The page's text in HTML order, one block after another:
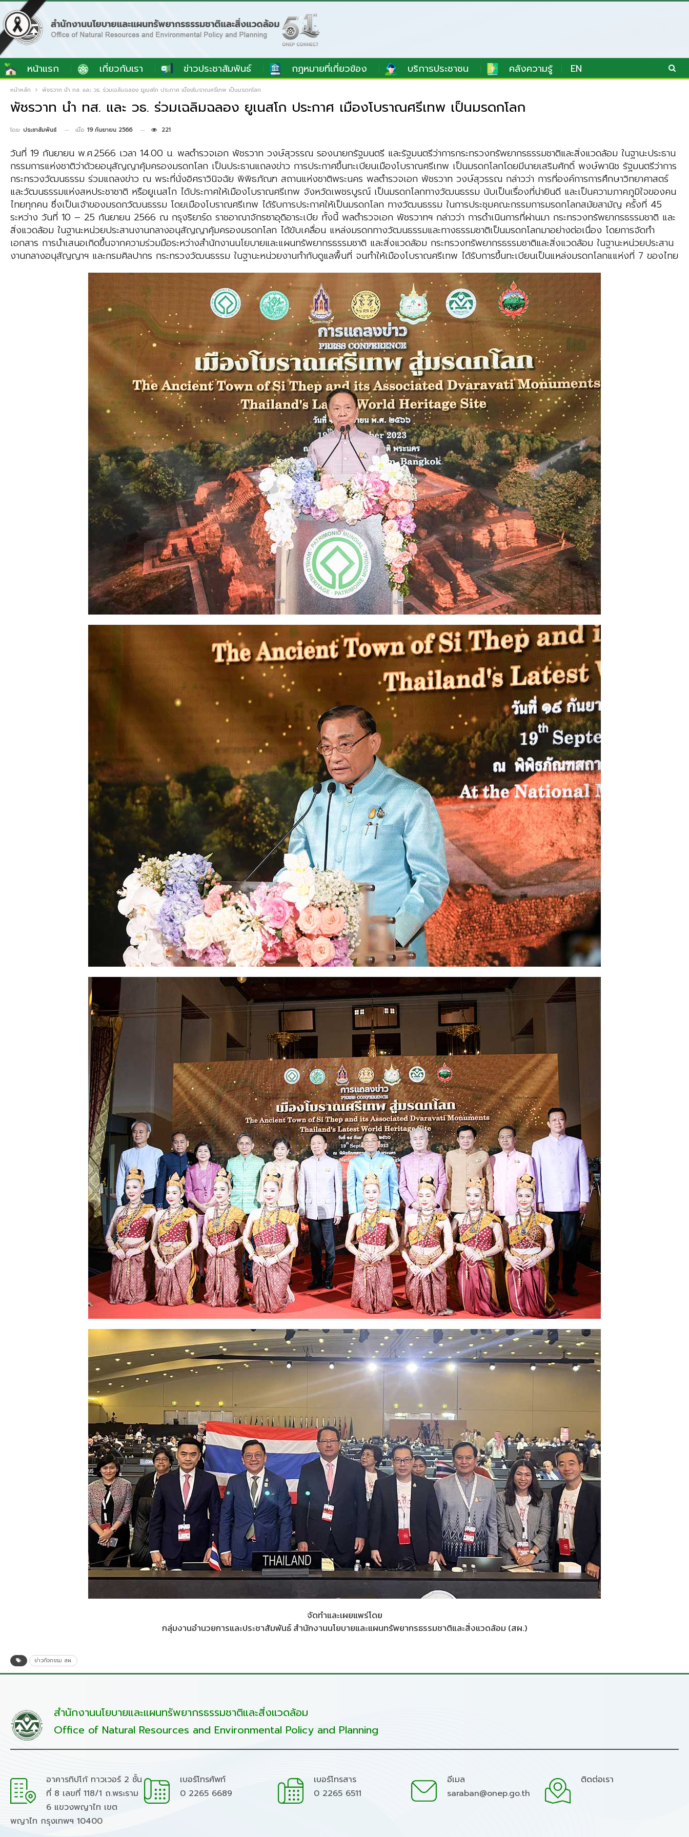
หน้าแรก เกี่ยวกับเรา ข่าวประชาสัมพันธ์ กฎหมายที่เกี่ยวข้อง บริการประชาชน คลังความรู้ EN
หน้าหลัก พัชรวาท นำ ทส. และ วธ. ร่วมเฉลิมฉลอง ยูเนสโก ประกาศ เมืองโบราณศรีเทพ เป็นมรดกโลก
พัชรวาท นำ ทส. และ วธ. ร่วมเฉลิมฉลอง ยูเนสโก ประกาศ เมืองโบราณศรีเทพ เป็นมรดกโลก
โดย ประชาสัมพันธ์ เมื่อ 19 กันยายน 2566 221
วันที่ 19 กันยายน พ.ศ.2566 เวลา 14.00 น. พลตำรวจเอก พัชรวาท วงษ์สุวรรณ รองนายกรัฐมนตรี และรัฐมนตรีว่าการกระทรวงทรัพยากรธรรมชาติและสิ่งแวดล้อม ในฐานะประธาน
กรรมการแห่งชาติว่าด้วยอนุสัญญาคุ้มครองมรดกโลก เป็นประธานแถลงข่าว การประกาศขึ้นทะเบียนเมืองโบราณศรีเทพ เป็นมรดกโลกโดยมีนายเสริมศักดิ์ พงษ์พานิช รัฐมนตรีว่าการ
กระทรวงวัฒนธรรม ร่วมแถลงข่าว ณ พระที่นั่งอิศราวินิจฉัย พิพิธภัณฑ สถานแห่งชาติพระนคร พลตำรวจเอก พัชรวาท วงษ์สุวรรณ กล่าวว่า การที่องค์การการศึกษาวิทยาศาสตร์
และวัฒนธรรมแห่งสหประชาชาติ หรือยูเนสโก ได้ประกาศให้เมืองโบราณศรีเทพ จังหวัดเพชรบูรณ์ เป็นมรดกโลกทางวัฒนธรรม นับเป็นเรื่องที่น่ายินดี และเป็นความภาคภูมิใจของคน
ไทยทุกคน ซึ่งเป็นเจ้าของมรดกวัฒนธรรม โดยเมืองโบราณศรีเทพ ได้รับการประกาศให้เป็นมรดกโลก ทางวัฒนธรรม ในการประชุมคณะกรรมการมรดกโลกสมัยสามัญ ครั้งที่ 45
ระหว่าง วันที่ 10 – 25 กันยายน 2566 ณ กรุงริยาร์ด ราชอาณาจักรซาอุดิอาระเบีย ทั้งนี้ พลตำรวจเอก พัชรวาทฯ กล่าวว่า การดำเนินการที่ผ่านมา กระทรวงทรัพยากรธรรมชาติ และ
สิ่งแวดล้อม ในฐานะหน่วยประสานงานกลางอนุสัญญาคุ้มครองมรดกโลก ได้ขับเคลื่อน แหล่งมรดกทางวัฒนธรรมและทางธรรมชาติเป็นมรดกโลกมาอย่างต่อเนื่อง โดยการจัดทำ
เอกสาร การนำเสนอเกิดขึ้นจากความร่วมมือระหว่างสำนักงานนโยบายและแผนทรัพยากรธรรมชาติ และสิ่งแวดล้อม กระทรวงทรัพยากรธรรมชาติและสิ่งแวดล้อม ในฐานะหน่วยประสาน
งานกลางอนุสัญญาฯ และกรมศิลปากร กระทรวงวัฒนธรรม ในฐานะหน่วยงานกำกับดูแลพื้นที่ จนทำให้เมืองโบราณศรีเทพ ได้รับการขึ้นทะเบียนเป็นแหล่งมรดกโลกแแห่งที่ 7 ของไทย
จัดทำและเผยแพร่โดย
กลุ่มงานอำนวยการและประชาสัมพันธ์ สำนักงานนโยบายและแผนทรัพยากรธรรมชาติและสิ่งแวดล้อม (สผ.)
ข่าวกิจกรรม สผ.
สำนักงานนโยบายและแผนทรัพยากรธรรมชาติและสิ่งแวดล้อม
Office of Natural Resources and Environmental Policy and Planning
อาคารทิปโก้ ทาวเวอร์ 2 ชั้น
ที่ 8 เลขที่ 118/1 ถ.พระราม
6 แขวงพญาไท เขต
พญาไท กรุงเทพฯ 10400
เบอร์โทรศัพท์
0 2265 6689
เบอร์โทรสาร
0 2265 6511
อีเมล
saraban@onep.go.th
ติดต่อเรา